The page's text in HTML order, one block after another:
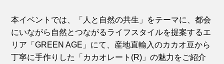
本イベントでは、「人と自然の共生」をテーマに、都会
にいながら自然とつながるライフスタイルを提案するエ
リア「GREEN AGE」にて、産地直輸入のカカオ豆から
丁寧に手作りした「カカオレート(R)」の魅力をご紹介